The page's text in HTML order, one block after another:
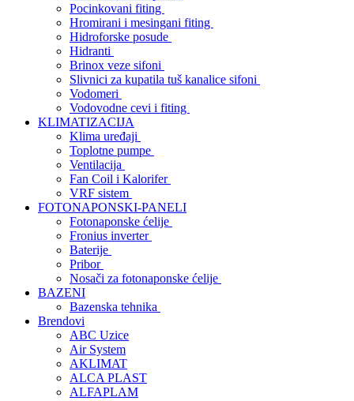
Pocinkovani fiting
Hromirani i mesingani fiting
Hidroforske posude
Hidranti
Brinox veze sifoni
Slivnici za kupatila tuš kanalice sifoni
Vodomeri
Vodovodne cevi i fiting
KLIMATIZACIJA
Klima uređaji
Toplotne pumpe
Ventilacija
Fan Coil i Kalorifer
VRF sistem
FOTONAPONSKI-PANELI
Fotonaponske ćelije
Fronius inverter
Baterije
Pribor
Nosači za fotonaponske ćelije
BAZENI
Bazenska tehnika
Brendovi
ABC Uzice
Air System
AKLIMAT
ALCA PLAST
ALFAPLAM